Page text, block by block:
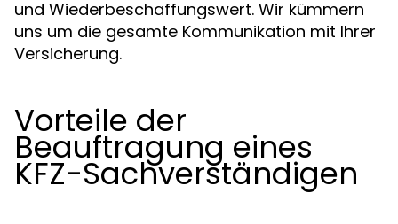
und Wiederbeschaffungswert. Wir kümmern
uns um die gesamte Kommunikation mit Ihrer
Versicherung.
Vorteile der
Beauftragung eines
KFZ-Sachverständigen